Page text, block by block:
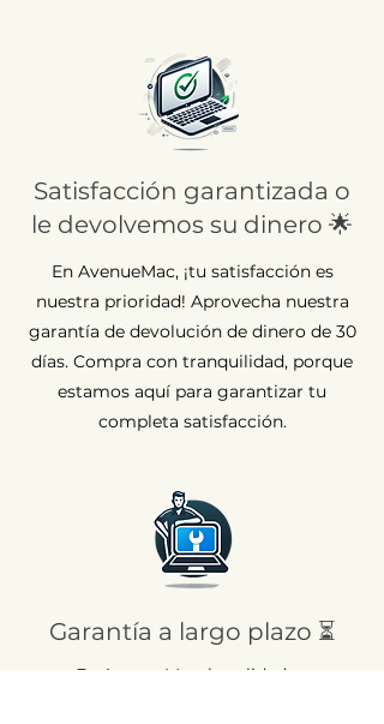
Satisfacción garantizada o
le devolvemos su dinero 🌟
En AvenueMac, ¡tu satisfacción es
nuestra prioridad! Aprovecha nuestra
garantía de devolución de dinero de 30
días. Compra con tranquilidad, porque
estamos aquí para garantizar tu
completa satisfacción.
Garantía a largo plazo ⏳
En AvenueMac, la calidad es